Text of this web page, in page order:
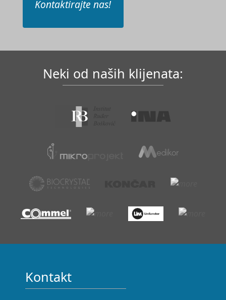
Kontaktirajte nas!
Neki od naših klijenata:
Kontakt